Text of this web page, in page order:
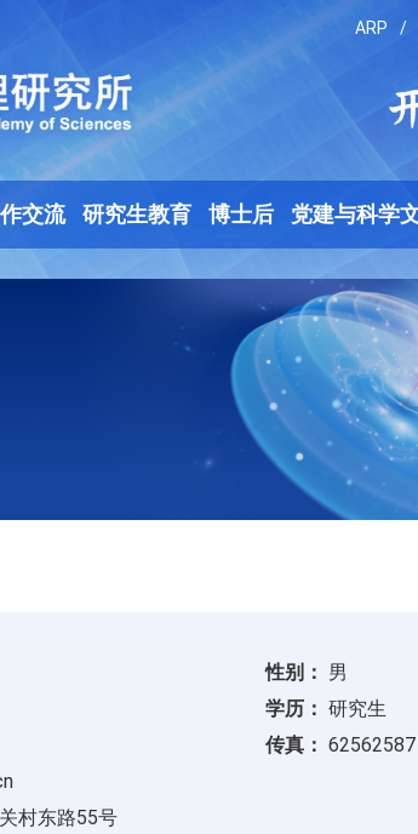
ARP /
交流 研究生教育 博士后 党建与科学
性别： 男
学历： 研究生
传真： 62562587
村东路55号